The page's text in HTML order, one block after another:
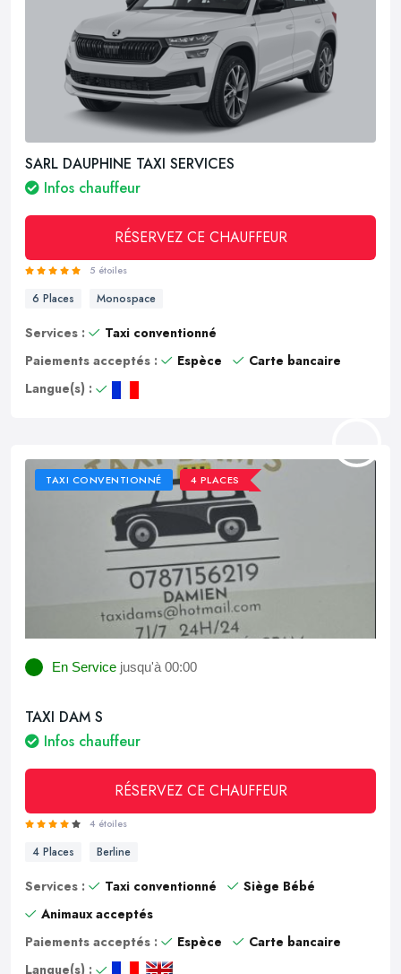
SARL DAUPHINE TAXI SERVICES
Infos chauffeur
RÉSERVEZ CE CHAUFFEUR
5 étoiles
6 Places Monospace
Services :
Taxi conventionné
Paiements acceptés :
Espèce
Carte bancaire
Langue(s) :
TAXI CONVENTIONNÉ 4 PLACES
En Service jusqu'à 00:00
TAXI DAM S
Infos chauffeur
RÉSERVEZ CE CHAUFFEUR
4 étoiles
4 Places Berline
Services : Taxi conventionné
Siège Bébé
Animaux acceptés
Paiements acceptés :
Espèce
Carte bancaire
Langue(s) :